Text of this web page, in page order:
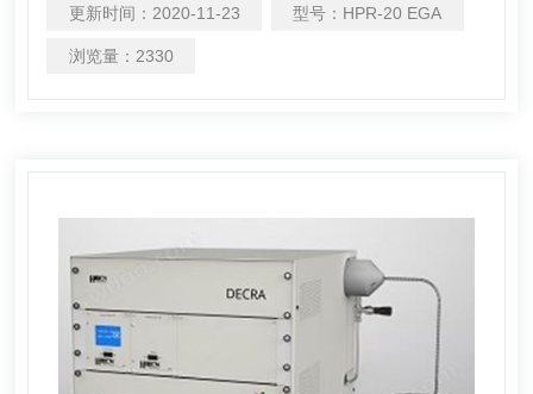
更新时间： 2020-11-23 型号： HPR-20 EGA
浏览量： 2330